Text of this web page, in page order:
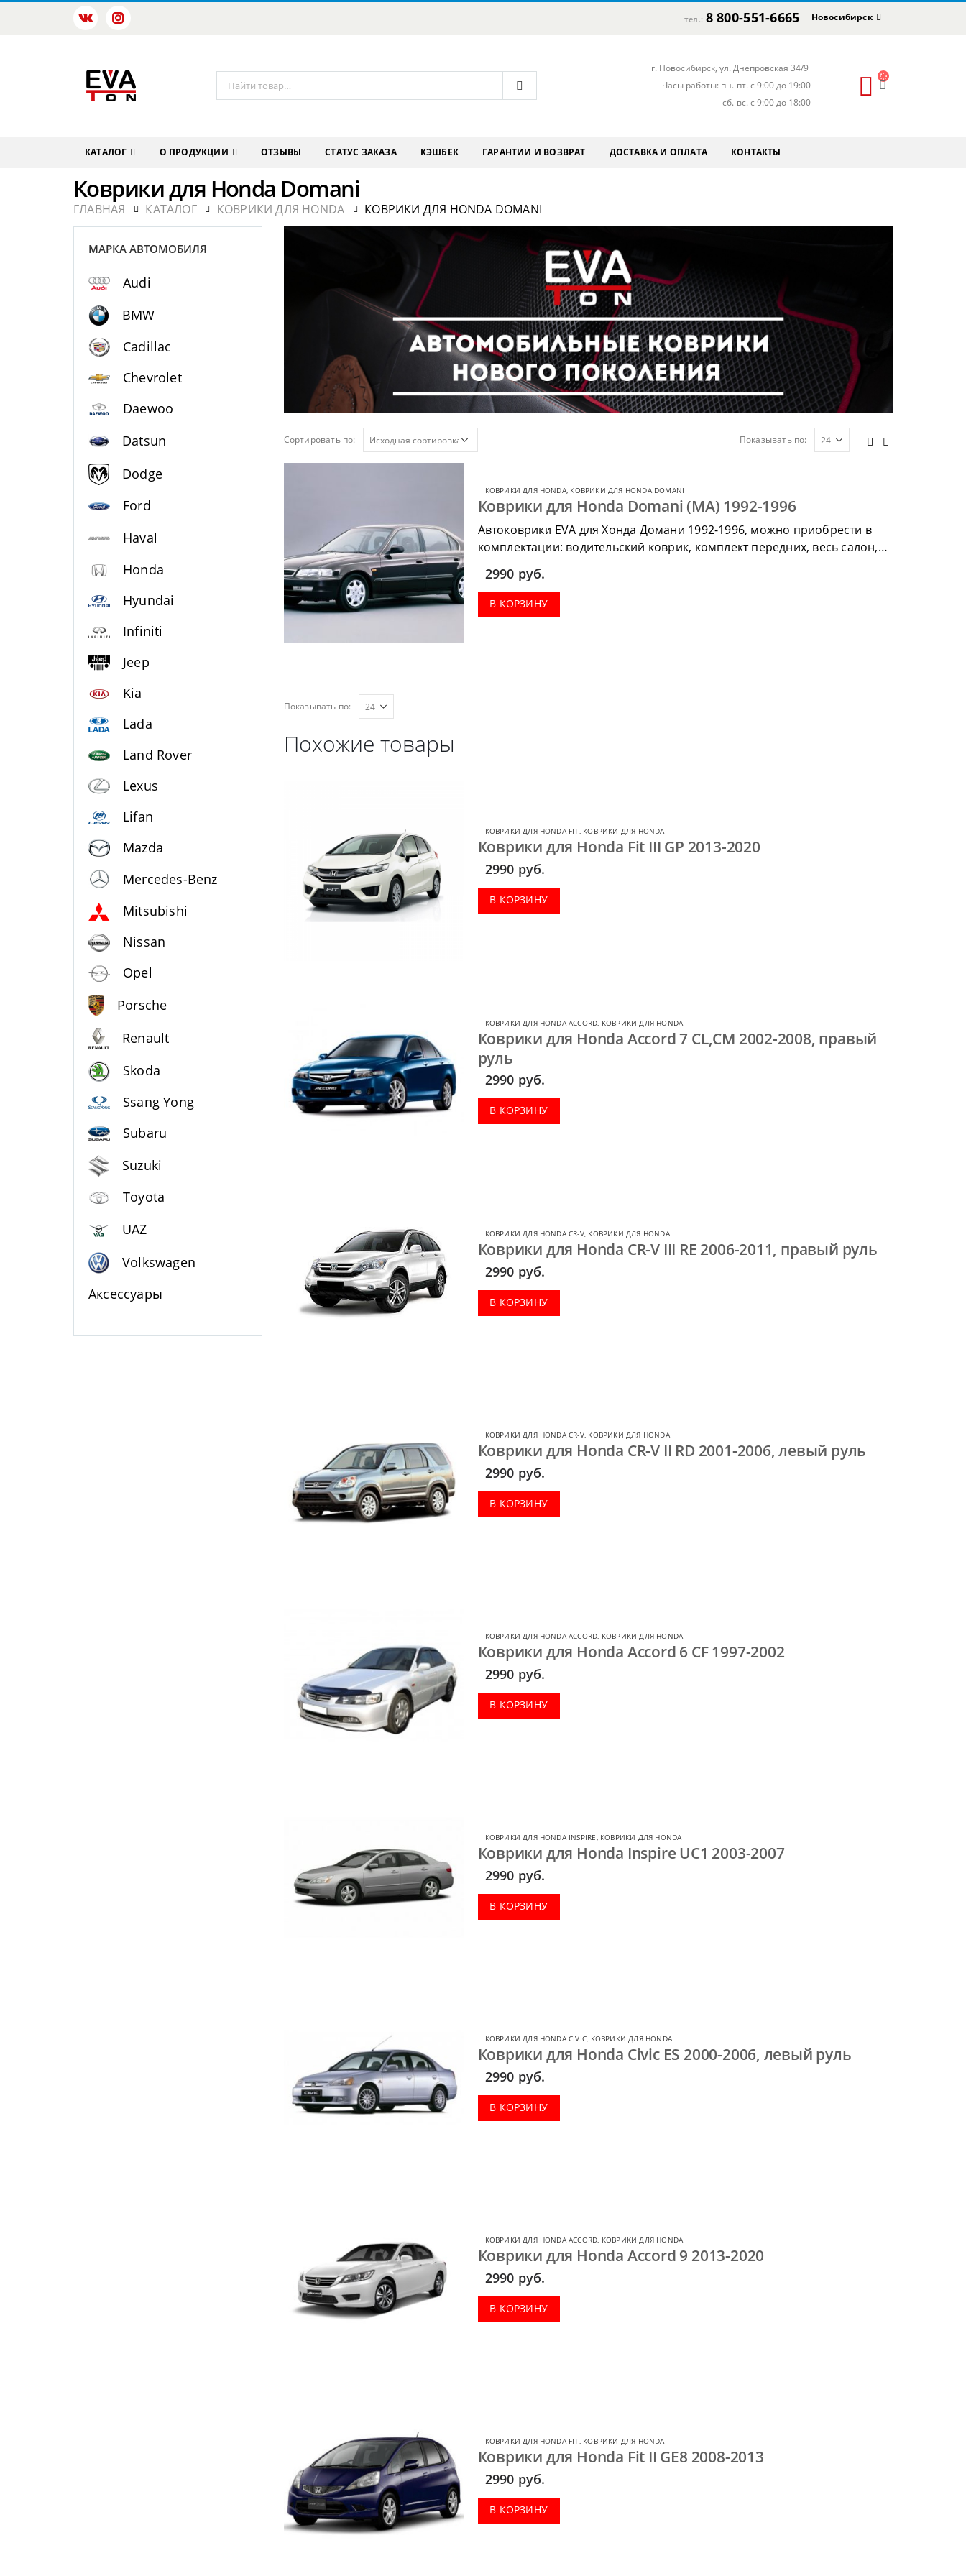
тел.: 8 800-551-6665 Новосибирск
г. Новосибирск, ул. Днепровская 34/9
Часы работы: пн.-пт. с 9:00 до 19:00
сб.-вс. с 9:00 до 18:00
КАТАЛОГ О ПРОДУКЦИИ ОТЗЫВЫ СТАТУС ЗАКАЗА КЭШБЕК ГАРАНТИИ И ВОЗВРАТ ДОСТАВКА И ОПЛАТА КОНТАКТЫ
Коврики для Honda Domani
ГЛАВНАЯ КАТАЛОГ КОВРИКИ ДЛЯ HONDA КОВРИКИ ДЛЯ HONDA DOMANI
Сортировать по: Показывать по:
КОВРИКИ ДЛЯ HONDA, КОВРИКИ ДЛЯ HONDA DOMANI
Коврики для Honda Domani (MA) 1992-1996
Автоковрики EVA для Хонда Домани 1992-1996, можно приобрести в
комплектации: водительский коврик, комплект передних, весь салон,
2990 руб.
В КОРЗИНУ
Показывать по:
Похожие товары
КОВРИКИ ДЛЯ HONDA FIT, КОВРИКИ ДЛЯ HONDA
Коврики для Honda Fit III GP 2013-2020
2990 руб.
В КОРЗИНУ
КОВРИКИ ДЛЯ HONDA ACCORD, КОВРИКИ ДЛЯ HONDA
Коврики для Honda Accord 7 CL,CM 2002-2008, правый
руль
2990 руб.
В КОРЗИНУ
КОВРИКИ ДЛЯ HONDA CR-V, КОВРИКИ ДЛЯ HONDA
Коврики для Honda CR-V III RE 2006-2011, правый руль
2990 руб.
В КОРЗИНУ
КОВРИКИ ДЛЯ HONDA CR-V, КОВРИКИ ДЛЯ HONDA
Коврики для Honda CR-V II RD 2001-2006, левый руль
2990 руб.
В КОРЗИНУ
КОВРИКИ ДЛЯ HONDA ACCORD, КОВРИКИ ДЛЯ HONDA
Коврики для Honda Accord 6 CF 1997-2002
2990 руб.
В КОРЗИНУ
КОВРИКИ ДЛЯ HONDA INSPIRE, КОВРИКИ ДЛЯ HONDA
Коврики для Honda Inspire UC1 2003-2007
2990 руб.
В КОРЗИНУ
КОВРИКИ ДЛЯ HONDA CIVIC, КОВРИКИ ДЛЯ HONDA
Коврики для Honda Civic ES 2000-2006, левый руль
2990 руб.
В КОРЗИНУ
КОВРИКИ ДЛЯ HONDA ACCORD, КОВРИКИ ДЛЯ HONDA
Коврики для Honda Accord 9 2013-2020
2990 руб.
В КОРЗИНУ
КОВРИКИ ДЛЯ HONDA FIT, КОВРИКИ ДЛЯ HONDA
Коврики для Honda Fit II GE8 2008-2013
2990 руб.
В КОРЗИНУ
МАРКА АВТОМОБИЛЯ
Audi
BMW
Cadillac
Chevrolet
Daewoo
Datsun
Dodge
Ford
Haval
Honda
Hyundai
Infiniti
Jeep
Kia
Lada
Land Rover
Lexus
Lifan
Mazda
Mercedes-Benz
Mitsubishi
Nissan
Opel
Porsche
Renault
Skoda
Ssang Yong
Subaru
Suzuki
Toyota
UAZ
Volkswagen
Аксессуары